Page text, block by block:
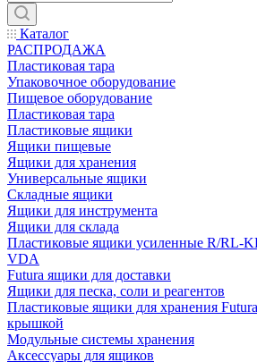
Каталог
РАСПРОДАЖА
Пластиковая тара
Упаковочное оборудование
Пищевое оборудование
Пластиковая тара
Пластиковые ящики
Ящики пищевые
Ящики для хранения
Универсальные ящики
Складные ящики
Ящики для инструмента
Ящики для склада
Пластиковые ящики усиленные R/RL-
VDA
Futura ящики для доставки
Ящики для песка, соли и реагентов
Пластиковые ящики для хранения
крышкой
Модульные системы хранения
Аксессуары для ящиков